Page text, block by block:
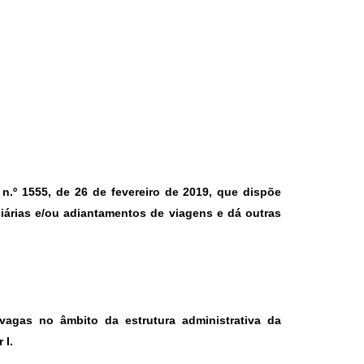
1555, de 26 de fevereiro de 2019, que dispõe
e/ou adiantamentos de viagens e dá outras
no âmbito da estrutura administrativa da
I.